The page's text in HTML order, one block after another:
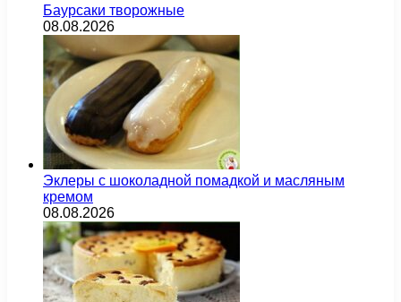
Баурсаки творожные
08.08.2026
Эклеры с шоколадной помадкой и масляным
кремом
08.08.2026